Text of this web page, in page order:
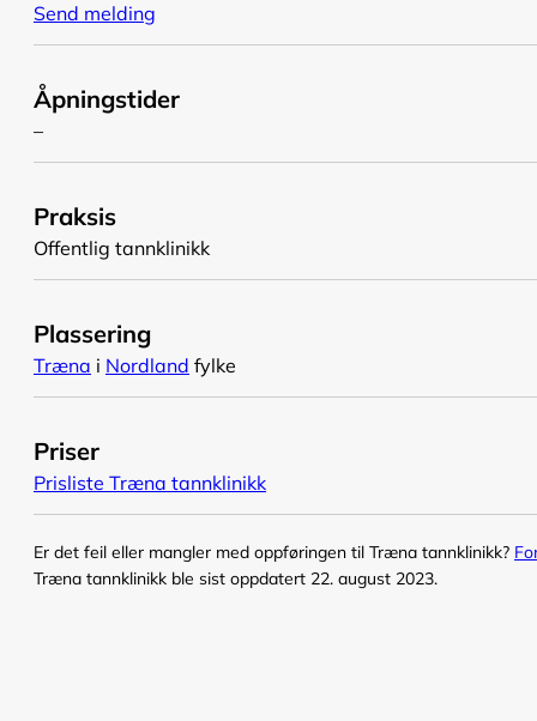
Åpningstider
–
Praksis
Offentlig tannklinikk
Send melding
Plassering
Træna i Nordland fylke
Priser
Prisliste Træna tannklinikk
Er det feil eller mangler med oppføringen til Træna tannklinikk?
Træna tannklinikk ble sist oppdatert 22. august 2023.